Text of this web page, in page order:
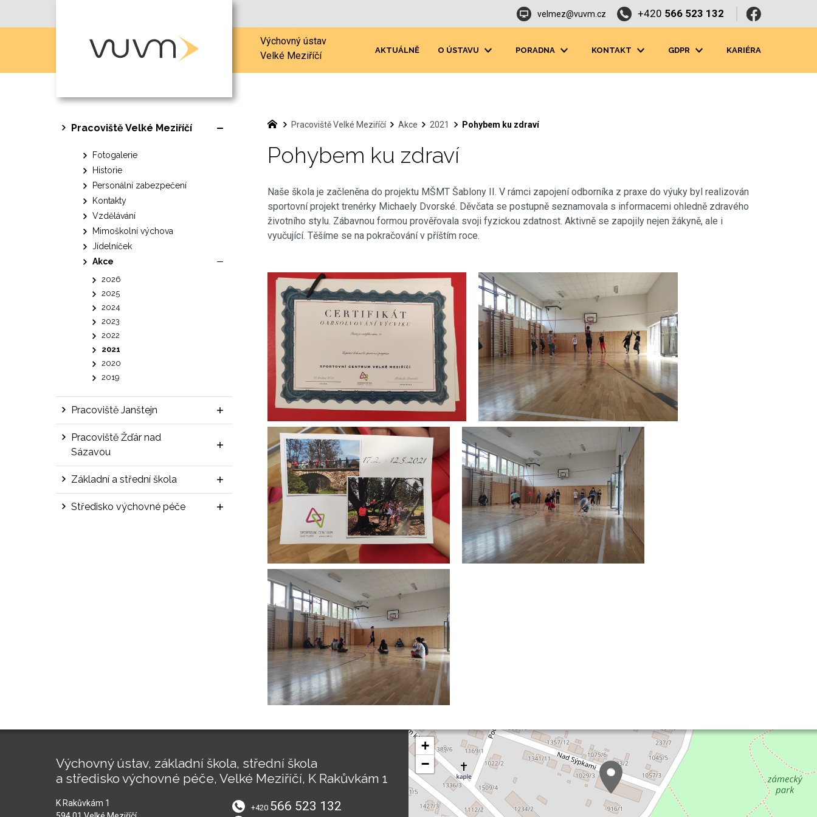
Výchovný ústav
Velké Meziříčí
velmez@vuvm.cz +420 566 523 132
AKTUÁLNĚ O ÚSTAVU PORADNA KONTAKT GDPR KARIÉRA
Pracoviště Velké Meziříčí
Fotogalerie
Historie
Personální zabezpečení
Kontakty
Vzdělávání
Mimoškolní výchova
Jídelníček
Akce
2026
2025
2024
2023
2022
2021
2020
2019
Pracoviště Janštejn
Pracoviště Žďár nad
Sázavou
Základní a střední škola
Středisko výchovné péče
Pracoviště Velké Meziříčí Akce 2021 Pohybem ku zdraví
Pohybem ku zdraví
Naše škola je začleněna do projektu MŠMT Šablony II. V rámci zapojení odborníka z praxe do výuky byl realizován
sportovní projekt trenérky Michaely Dvorské. Děvčata se postupně seznamovala s informacemi ohledně zdravého
životního stylu. Zábavnou formou prověřovala svoji fyzickou zdatnost. Aktivně se zapojily nejen žákyně, ale i
vyučující. Těšíme se na pokračování v příštím roce.
Výchovný ústav, základní škola, střední škola
a středisko výchovné péče, Velké Meziříčí, K Rakůvkám 1
K Rakůvkám 1
+420 566 523 132
+
−